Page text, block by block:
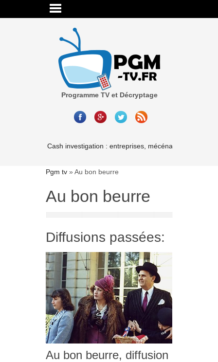
Programme TV et Décryptage
Cash investigation : entreprises, mécénat,
Pgm tv » Au bon beurre
Au bon beurre
Diffusions passées:
Au bon beurre, diffusion